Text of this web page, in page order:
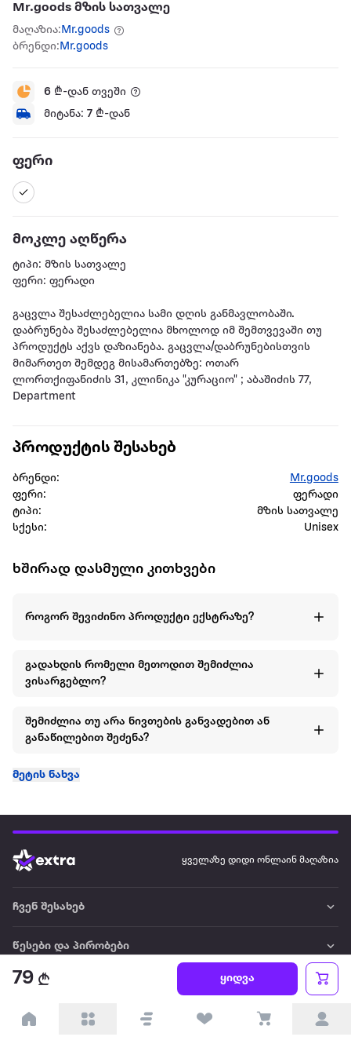
Mr.goods მზის სათვალე
მაღაზია:Mr.goods
ბრენდი:Mr.goods
6 ₾-დან თვეში
მიტანა: 7 ₾-დან
ფერი
მოკლე აღწერა
ტიპი: მზის სათვალე
ფერი: ფერადი
გაცვლა შესაძლებელია სამი დღის განმავლობაში.
დაბრუნება შესაძლებელია მხოლოდ იმ შემთვევაში თუ
პროდუქტს აქვს დაზიანება. გაცვლა/დაბრუნებისთვის
მიმართეთ შემდეგ მისამართებზე: ოთარ
ლორთქიფანიძის 31, კლინიკა "კურაციო" ; აბაშიძის 77,
Department
79 ყიდვა
პროდუქტის შესახებ
ბრენდი:
Mr.goods
ფერი:
ფერადი
ტიპი:
მზის სათვალე
სქესი:
Unisex
ხშირად დასმული კითხვები
როგორ შევიძინო პროდუქტი ექსტრაზე?
გადახდის რომელი მეთოდით შემიძლია
ვისარგებლო?
შემიძლია თუ არა ნივთების განვადებით ან
განაწილებით შეძენა?
მეტის ნახვა
ყველაზე დიდი ონლაინ მაღაზია
ჩვენ შესახებ
წესები და პირობები
პარტნიორებისთვის
ტრენდული